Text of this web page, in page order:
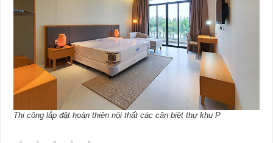
Thi công lắp đặt hoàn thiện nội thất các căn biệt thự khu P